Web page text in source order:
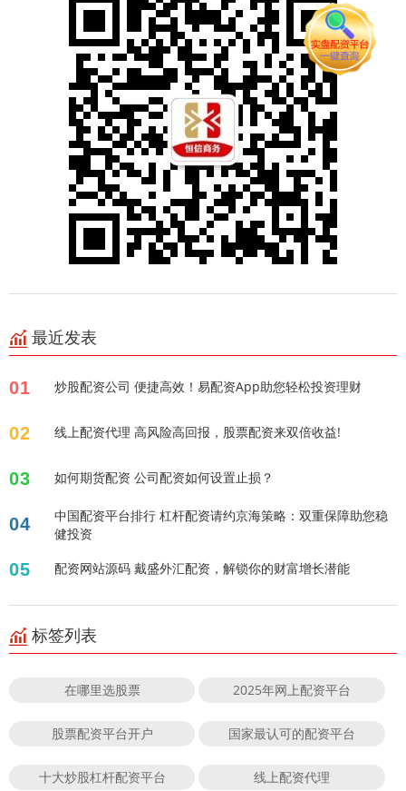
最近发表
01 炒股配资公司 便捷高效！易配资App助您轻松投资理财
02 线上配资代理 高风险高回报，股票配资来双倍收益!
03 如何期货配资 公司配资如何设置止损？
04
中国配资平台排行 杠杆配资请约京海策略：双重保障助您稳
健投资
05 配资网站源码 戴盛外汇配资，解锁你的财富增长潜能
标签列表
在哪里选股票 2025年网上配资平台
股票配资平台开户 国家最认可的配资平台
十大炒股杠杆配资平台 线上配资代理